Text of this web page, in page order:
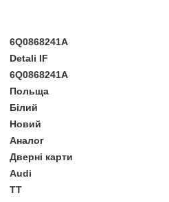
6Q0868241A
Detali IF
6Q0868241A
Польща
Білий
Новий
Аналог
Дверні карти
Audi
TT